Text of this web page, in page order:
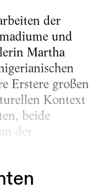
der
und
Martha
Erstere großen
Kontext
beide
der